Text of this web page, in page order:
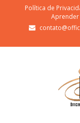
Política de
Aprender